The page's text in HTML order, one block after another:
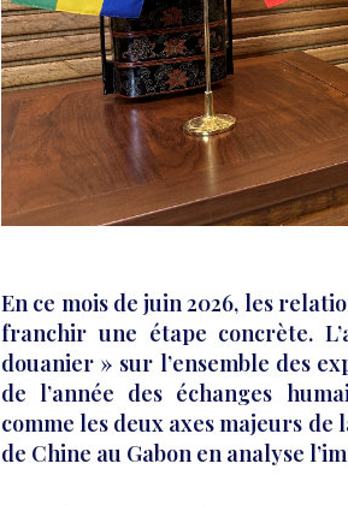
En ce mois de juin 2026, les
franchir une étape concrète.
douanier » sur l’ensemble des
de l’année des échanges
comme les deux axes majeurs
de Chine au Gabon en analyse